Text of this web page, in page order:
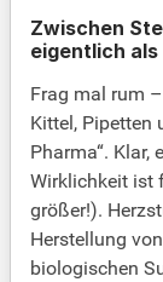
Zwischen
eigentlich
Frag mal rum
Kittel, Pipetten
Pharma“.
Wirklichkeit ist
größer!).
Herstellung
biologischen